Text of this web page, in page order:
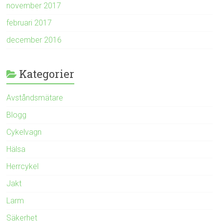
november 2017
februari 2017
december 2016
Kategorier
Avståndsmätare
Blogg
Cykelvagn
Hälsa
Herrcykel
Jakt
Larm
Säkerhet